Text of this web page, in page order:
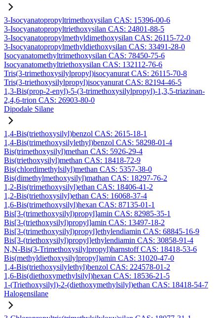
3-Isocyanatopropyltrimethoxysilan CAS: 15396-00-6
3-Isocyanatopropyltriethoxysilan CAS: 24801-88-5
3-Isocyanatopropylmethyldimethoxysilan CAS: 26115-72-0
3-Isocyanatopropylmethyldiethoxysilan CAS: 33491-28-0
Isocyanatomethyltrimethoxysilan CAS: 78450-75-6
Isocyanatomethyltriethoxysilan CAS: 132112-76-6
Tris(3-trimethoxysilylpropyl)isocyanurat CAS: 26115-70-8
Tris(3-triethoxysilylpropyl)isocyanurat CAS: 82194-46-5
1,3-Bis(prop-2-enyl)-5-(3-trimethoxysilylpropyl)-1,3,5-triazinan-
2,4,6-trion CAS: 26903-80-0
Dipodale Silane
1,4-Bis(triethoxysilyl)benzol CAS: 2615-18-1
1,4-Bis(trimethoxysilylethyl)benzol CAS: 58298-01-4
Bis(trimethoxysilyl)methan CAS: 5926-29-4
Bis(triethoxysilyl)methan CAS: 18418-72-9
Bis(chlordimethylsilyl)methan CAS: 5357-38-0
Bis(dimethylmethoxysilyl)mathan CAS: 18297-76-2
1,2-Bis(trimethoxysilyl)ethan CAS: 18406-41-2
1,2-Bis(triethoxysilyl)ethan CAS: 16068-37-4
1,6-Bis(trimethoxysilyl)hexan CAS: 87135-01-1
Bis[3-(trimethoxysilyl)propyl]amin CAS: 82985-35-1
Bis[3-(triethoxysilyl)propyl]amin CAS: 13497-18-2
Bis[3-(trimethoxysilyl)propyl]ethylendiamin CAS: 68845-16-9
Bis[3-(triethoxysilyl)propyl]ethylendiamin CAS: 30858-91-4
N,N-Bis(3-Trimethoxysilylpropyl)harnstoff CAS: 18418-53-6
Bis(methyldiethoxysilylpropyl)amin CAS: 31020-47-0
1,4-Bis(triethoxysilylethyl)benzol CAS: 224578-01-2
1,6-Bis(diethoxymethylsilyl)hexan CAS: 18536-21-5
1-(Triethoxysilyl)-2-(diethoxymethylsilyl)ethan CAS: 18418-54-7
Halogensilane